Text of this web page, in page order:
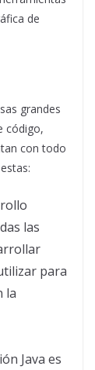
de
grandes
código,
con todo
las
para
la
Java es